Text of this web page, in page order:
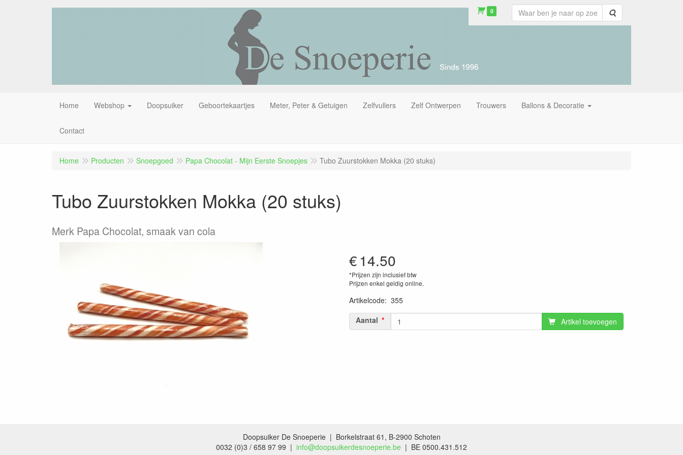
0 Zoeken
Home Webshop Doopsuiker Geboortekaartjes Meter, Peter & Getuigen Zelfvullers Zelf Ontwerpen Trouwers Ballons & Decoratie
Contact
Home Producten Snoepgoed Papa Chocolat - Mijn Eerste Snoepjes Tubo Zuurstokken Mokka (20 stuks)
Tubo Zuurstokken Mokka (20 stuks)
Merk Papa Chocolat, smaak van cola
€14.50
*Prijzen zijn inclusief btw
Prijzen enkel geldig online.
Artikelcode: 355
Aantal
Artikel toevoegen
Doopsuiker De Snoeperie | Borkelstraat 61, B-2900 Schoten
0032 (0)3 / 658 97 99 | info@doopsuikerdesnoeperie.be | BE 0500.431.512